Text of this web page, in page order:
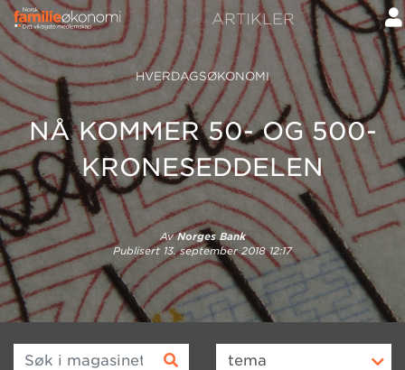
ARTIKLER
HVERDAGSØKONOMI
NÅ KOMMER 50- OG 500-
KRONESEDDELEN
AvNorges Bank
Publisert 13. september 2018 12:17
Søk i magasinet tema